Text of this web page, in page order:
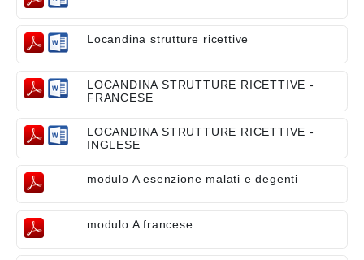
Locandina strutture ricettive
LOCANDINA STRUTTURE RICETTIVE -
FRANCESE
LOCANDINA STRUTTURE RICETTIVE -
INGLESE
modulo A esenzione malati e degenti
modulo A francese